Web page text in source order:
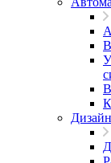
Дизайн